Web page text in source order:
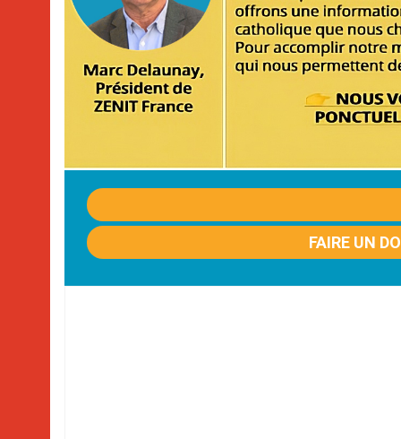
FAIRE UN